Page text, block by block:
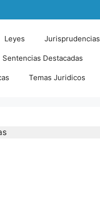
Leyes Jurisprudencias
Sentencias Destacadas
Temas Juridicos